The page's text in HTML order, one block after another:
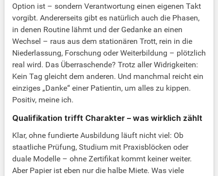
Option ist – sondern Verantwortung einen eigenen Takt
vorgibt. Andererseits gibt es natürlich auch die Phasen,
in denen Routine lähmt und der Gedanke an einen
Wechsel – raus aus dem stationären Trott, rein in die
Niederlassung, Forschung oder Weiterbildung – plötzlich
real wird. Das Überraschende? Trotz aller Widrigkeiten:
Kein Tag gleicht dem anderen. Und manchmal reicht ein
einziges „Danke“ einer Patientin, um alles zu kippen.
Positiv, meine ich.
Qualifikation trifft Charakter – was wirklich zählt
Klar, ohne fundierte Ausbildung läuft nicht viel: Ob
staatliche Prüfung, Studium mit Praxisblöcken oder
duale Modelle – ohne Zertifikat kommt keiner weiter.
Aber Papier ist eben nur die halbe Miete. Was viele